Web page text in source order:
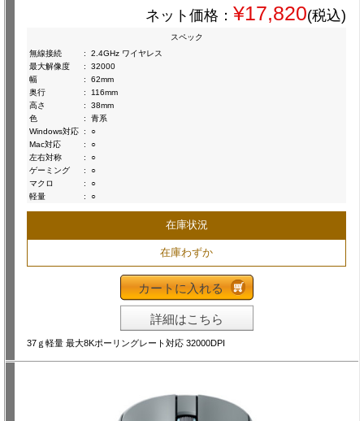
ネット価格： ¥17,820(税込)
スペック
無線接続
:
2.4GHz ワイヤレス
最大解像度
:
32000
幅
:
62mm
奥行
:
116mm
高さ
:
38mm
色
:
青系
Windows対応 :
○
Mac対応
:
○
左右対称
:
○
ゲーミング
:
○
マクロ
:
○
軽量
: ○
在庫状況
在庫わずか
カートに入れる
詳細はこちら
37ｇ軽量 最大8Kポーリングレート対応 32000DPI